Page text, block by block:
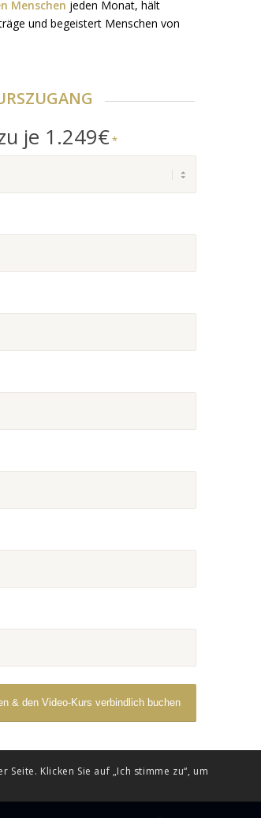
Menschen jeden Monat, hält
und begeistert Menschen von
je 1.249€*
Klicken Sie auf „Ich stimme zu“, um